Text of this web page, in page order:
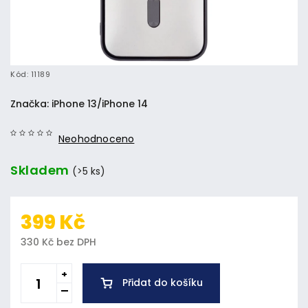
Kód: 11189
Neohodnoceno
Značka: iPhone 13/iPhone 14
Skladem (>5 ks)
399 Kč
330 Kč bez DPH
Přidat do košíku